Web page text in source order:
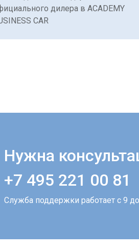
дилера в ACADEMY
CAR
Нужна
+7 495 221 00 81
Служба поддержки работает с 9